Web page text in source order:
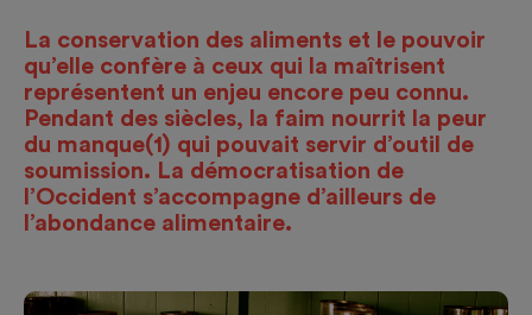
La conservation des aliments et le pouvoir
qu’elle confère à ceux qui la maîtrisent
représentent un enjeu encore peu connu.
Pendant des siècles, la faim nourrit la peur
du manque(1) qui pouvait servir d’outil de
soumission. La démocratisation de
l’Occident s’accompagne d’ailleurs de
l’abondance alimentaire.